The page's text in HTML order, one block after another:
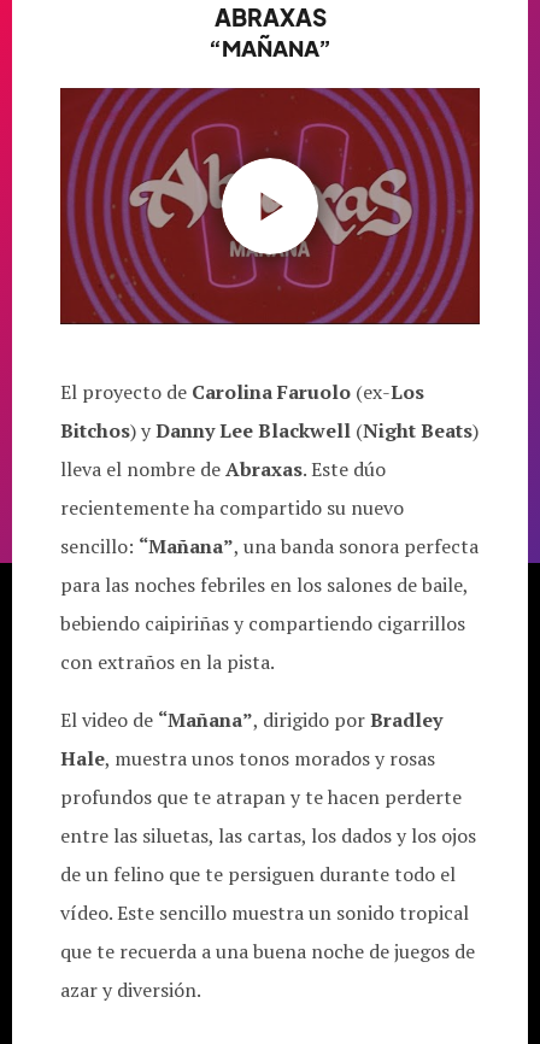
ABRAXAS
“MAÑANA”
El proyecto de Carolina Faruolo (ex-Los
Bitchos) yDanny Lee Blackwell (Night Beats)
lleva el nombre deAbraxas. Este dúo
recientemente ha compartido su nuevo
sencillo: “Mañana”, una banda sonora perfecta
para las noches febriles en los salones de baile,
bebiendo caipiriñas y compartiendo cigarrillos
con extraños en la pista.
El video de “Mañana”, dirigido porBradley
Hale, muestra unos tonos morados y rosas
profundos que te atrapan y te hacen perderte
entre las siluetas, las cartas, los dados y los ojos
de un felino que te persiguen durante todo el
vídeo. Este sencillo muestra un sonido tropical
que te recuerda a una buena noche de juegos de
azar y diversión.